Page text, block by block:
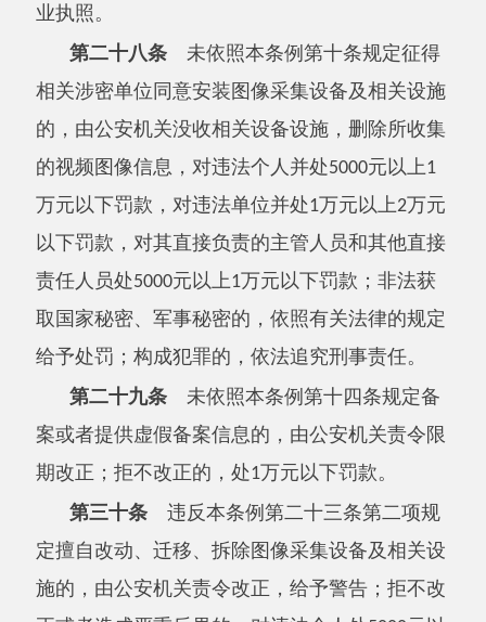
其他国家机关及其工作人员在履行公共安全
视频系统建设、使用、相关管理职责过程中，违
反本条例规定，或者在依照本条例第二十条规定
查阅、调取视频图像信息过程中，有滥用职权、
玩忽职守、徇私舞弊行为的，由其上级机关或者
有关主管部门责令改正，对负有责任的领导人员
和直接责任人员依法给予处分；构成犯罪的，依
备及相关设施，不得危害公共安全或者侵犯他人
的合法权益，对收集到的涉及公共安全、个人隐
私和个人信息的视频图像信息，不得非法对外提
供或者公开传播。
违反前款规定的，依照本条例第三十一条规
定给予处罚。
第三十四条 本条例自2025年 4月 1 日起施